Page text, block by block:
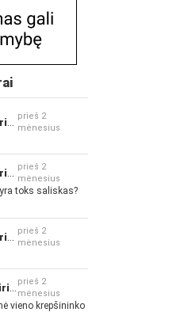
prieš 2
mėnesius
prieš 2
mėnesius
toks saliskas?
prieš 2
mėnesius
prieš 2
mėnesius
vieno krepšininko